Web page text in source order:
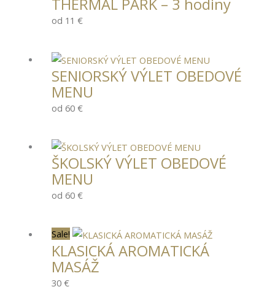
THERMAL PARK – 3 hodiny
od 11 €
SENIORSKÝ VÝLET OBEDOVÉ
MENU
od 60 €
ŠKOLSKÝ VÝLET OBEDOVÉ
MENU
od 60 €
Sale!
KLASICKÁ AROMATICKÁ
MASÁŽ
30 €